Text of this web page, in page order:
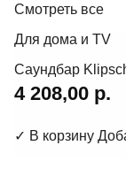
Смотреть все
Для дома и TV
Саундбар
4 208,00 р.
✓ В корзину